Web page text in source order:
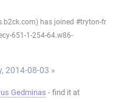
has joined #tryton-fr
651-1-254-64.w86-
2014-08-03 »
Gedminas - find it at